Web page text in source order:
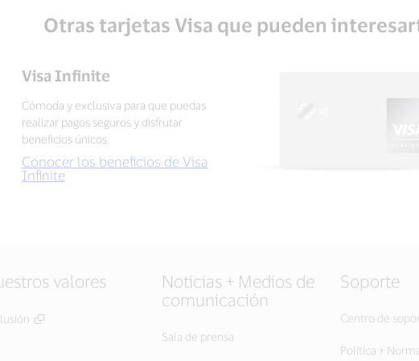
Otras tarjetas Visa que pueden
Visa Infinite
Cómoda y exclusiva para que puedas
realizar pagos seguros y disfrutar
beneficios únicos.
Conocer los beneficios de Visa
Infinite
valores
Noticias + Medios de
comunicación
Sala de prensa
Soporte
Centro de
Política +